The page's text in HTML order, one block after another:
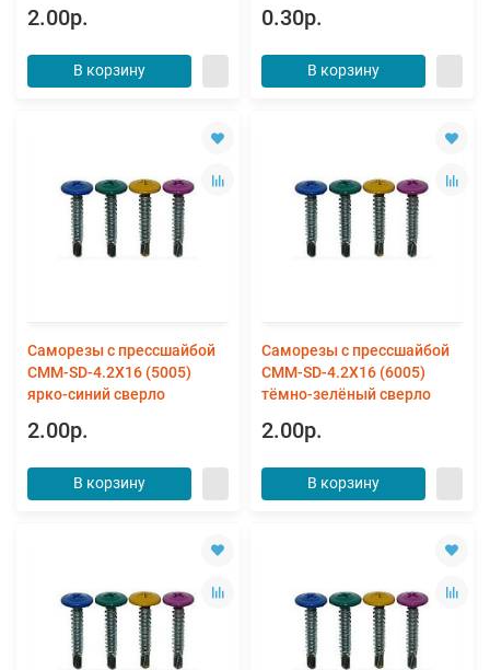
2.00р.
В корзину
0.30р.
В корзину
Саморезы с прессшайбой
CMM-SD-4.2X16 (5005)
ярко-синий сверло
2.00р.
В корзину
Саморезы с прессшайбой
CMM-SD-4.2X16 (6005)
тёмно-зелёный сверло
2.00р.
В корзину